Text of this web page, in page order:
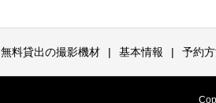
無料貸出の撮影機材 基本情報 予約